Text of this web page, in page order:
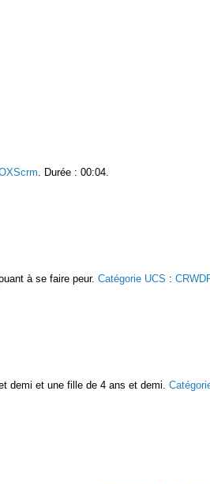
. Durée : 00:04.
à se faire peur. Catégorie UCS :
demi et une fille de 4 ans et demi.